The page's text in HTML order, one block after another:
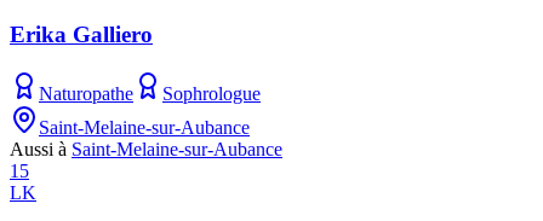
Erika Galliero
Naturopathe
Sophrologue
Saint-Melaine-sur-Aubance
Aussi à Saint-Melaine-sur-Aubance
15
LK